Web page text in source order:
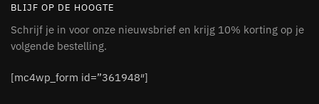
BLIJF OP DE HOOGTE
Schrijf je in voor onze nieuwsbrief en krijg 10% korting op je
volgende bestelling.
[mc4wp_form id=”361948″]